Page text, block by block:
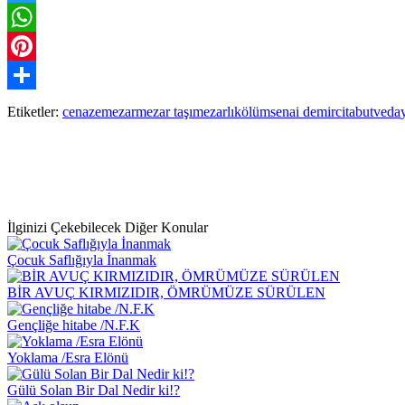
Twitter
WhatsApp
Pinterest
Paylaş
Etiketler: cenazemezarmezar taşımezarlıkölümsenai demircitabutveda
İlginizi Çekebilecek Diğer Konular
Çocuk Saflığıyla İnanmak
BİR AVUÇ KIRMIZIDIR, ÖMRÜMÜZE SÜRÜLEN
Gençliğe hitabe /N.F.K
Yoklama /Esra Elönü
Gülü Solan Bir Dal Nedir ki!?